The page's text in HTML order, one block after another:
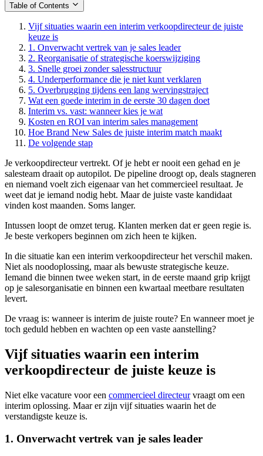
Table of Contents
Vijf situaties waarin een interim verkoopdirecteur de juiste
keuze is
1. Onverwacht vertrek van je sales leader
2. Reorganisatie of strategische koerswijziging
3. Snelle groei zonder salesstructuur
4. Underperformance die je niet kunt verklaren
5. Overbrugging tijdens een lang wervingstraject
Wat een goede interim in de eerste 30 dagen doet
Interim vs. vast: wanneer kies je wat
Kosten en ROI van interim sales management
Hoe Brand New Sales de juiste interim match maakt
De volgende stap
Je verkoopdirecteur vertrekt. Of je hebt er nooit een gehad en je
salesteam draait op autopilot. De pipeline droogt op, deals stagneren
en niemand voelt zich eigenaar van het commercieel resultaat. Je
weet dat je iemand nodig hebt. Maar de juiste vaste kandidaat
vinden kost maanden. Soms langer.
Intussen loopt de omzet terug. Klanten merken dat er geen regie is.
Je beste verkopers beginnen om zich heen te kijken.
In die situatie kan een interim verkoopdirecteur het verschil maken.
Niet als noodoplossing, maar als bewuste strategische keuze.
Iemand die binnen twee weken start, in de eerste maand grip krijgt
op je salesorganisatie en binnen een kwartaal meetbare resultaten
levert.
De vraag is: wanneer is interim de juiste route? En wanneer moet je
toch geduld hebben en wachten op een vaste aanstelling?
Vijf situaties waarin een interim
verkoopdirecteur de juiste keuze is
Niet elke vacature voor een commercieel directeurvraagt om een
interim oplossing. Maar er zijn vijf situaties waarin het de
verstandigste keuze is.
1. Onverwacht vertrek van je sales leader